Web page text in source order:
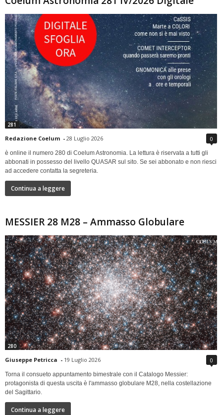
281
Redazione Coelum - 28 Luglio 2026 0
è online il numero 280 di Coelum Astronomia. La lettura è riservata a tutti gli
abbonati in possesso del livello QUASAR sul sito. Se sei abbonato e non riesci
ad accedere contatta la segreteria.
Continua a leggere
MESSIER 28 M28 – Ammasso Globulare
280
Giuseppe Petricca - 19 Luglio 2026 0
Torna il consueto appuntamento bimestrale con il Catalogo Messier:
protagonista di questa uscita è l'ammasso globulare M28, nella costellazione
del Sagittario.
Continua a leggere